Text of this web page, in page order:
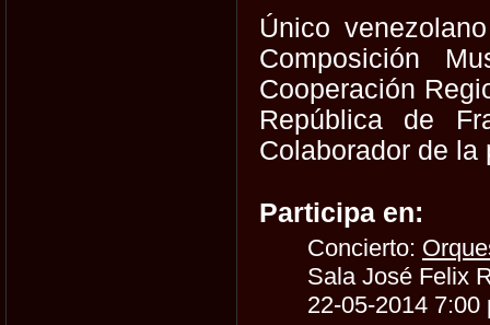
Único
Composición
Cooperación
República de
Colaborador de la
Participa en:
Concierto:
Sala José Felix
22-05-2014 7:00